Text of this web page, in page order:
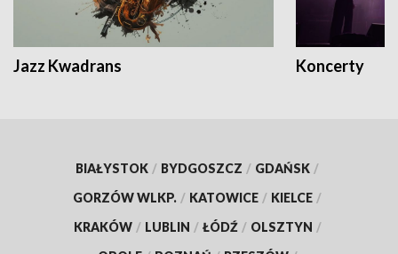
Jazz Kwadrans Koncerty
BIAŁYSTOK / BYDGOSZCZ / GDAŃSK /
GORZÓW WLKP. / KATOWICE / KIELCE /
KRAKÓW / LUBLIN / ŁÓDŹ / OLSZTYN /